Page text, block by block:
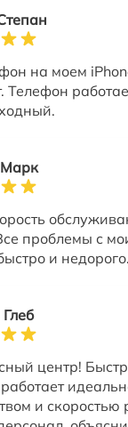
на моем
Телефон
Марк
проблемы с
и
центр!
и скоростью